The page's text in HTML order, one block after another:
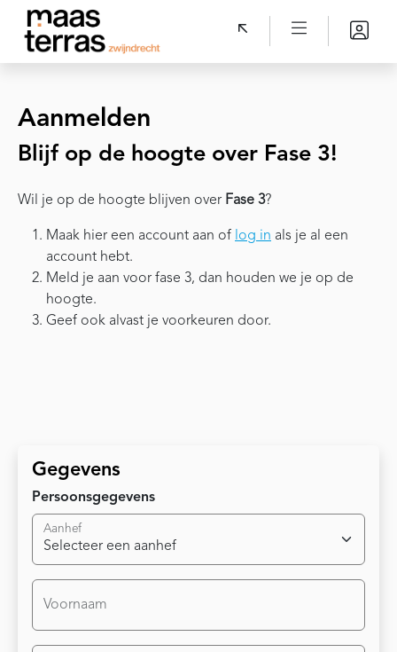
Aanmelden
Blijf op de hoogte over Fase 3!
Wil je op de hoogte blijven over Fase 3?
Maak hier een account aan of log in als je al een
account hebt.
Meld je aan voor fase 3, dan houden we je op de
hoogte.
Geef ook alvast je voorkeuren door.
Gegevens
Persoonsgegevens
Aanhef
Voornaam